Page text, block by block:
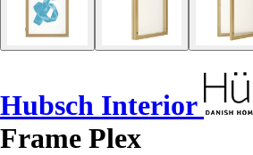
Hubsch Interior
Frame Plex